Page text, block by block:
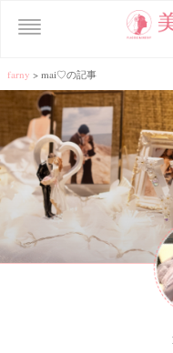
farny > mai♡の記事